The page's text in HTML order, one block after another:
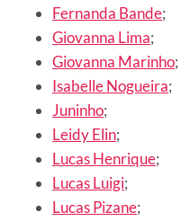
Fernanda Bande;
Giovanna Lima;
Giovanna Marinho;
Isabelle Nogueira;
Juninho;
Leidy Elin;
Lucas Henrique;
Lucas Luigi;
Lucas Pizane;